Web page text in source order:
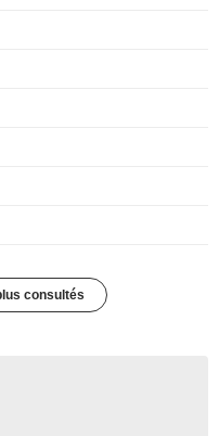
consultés